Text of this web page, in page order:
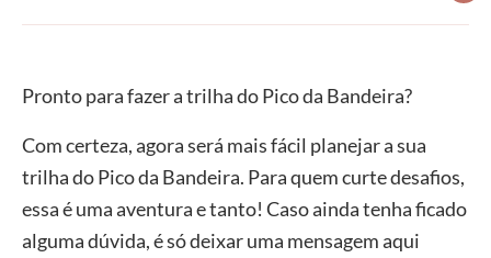
Pronto para fazer a trilha do Pico da Bandeira?
Com certeza, agora será mais fácil planejar a sua
trilha do Pico da Bandeira. Para quem curte desafios,
essa é uma aventura e tanto! Caso ainda tenha ficado
alguma dúvida, é só deixar uma mensagem aqui